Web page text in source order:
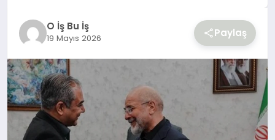
O İş Bu İş
19 Mayıs 2026 Paylaş